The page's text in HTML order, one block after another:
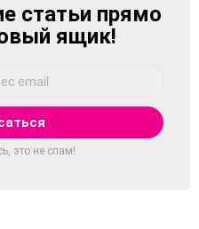
статьи прямо
ящик!
это не спам!